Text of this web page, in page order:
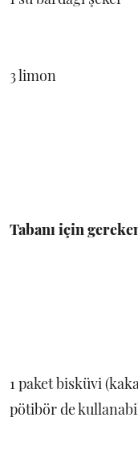
3 limon
Tabanı için
1 paket bisküvi
pötibör de